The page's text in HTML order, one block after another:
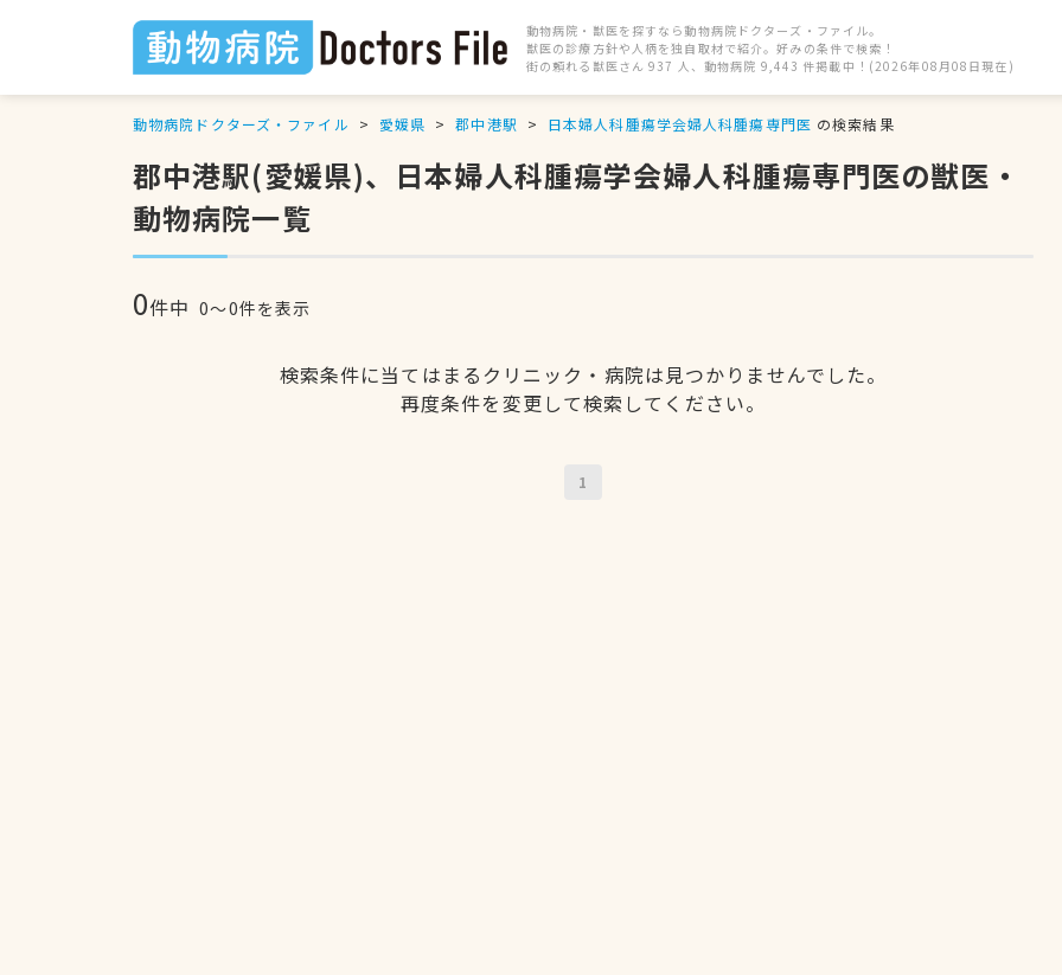
動物病院・獣医を探すなら動物病院ドクターズ・ファイル。
獣医の診療方針や人柄を独自取材で紹介。好みの条件で検索！
街の頼れる獣医さん 937 人、動物病院 9,443 件掲載中！(2026年08月08日現在)
動物病院ドクターズ・ファイル 愛媛県 郡中港駅 日本婦人科腫瘍学会婦人科腫瘍専門医 の検索結果
郡中港駅(愛媛県)、日本婦人科腫瘍学会婦人科腫瘍専門医の獣医・
動物病院一覧
0件中 0〜0件を表示
検索条件に当てはまるクリニック・病院は見つかりませんでした。
再度条件を変更して検索してください。
1